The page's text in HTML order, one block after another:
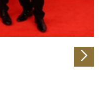
Website zu
Informationen zu Ihrer
Partner für
möglicherweise mit
ihnen bereitgestellt